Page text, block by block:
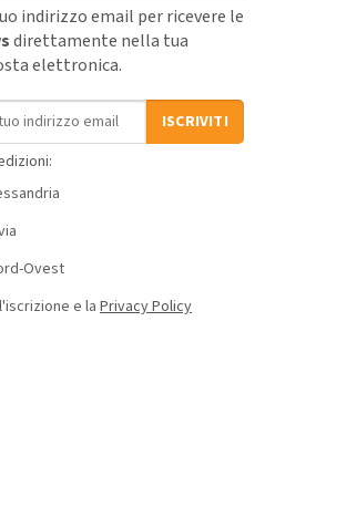
indirizzo email per ricevere le
direttamente nella tua
elettronica.
ISCRIVITI
Ovest
e la Privacy Policy